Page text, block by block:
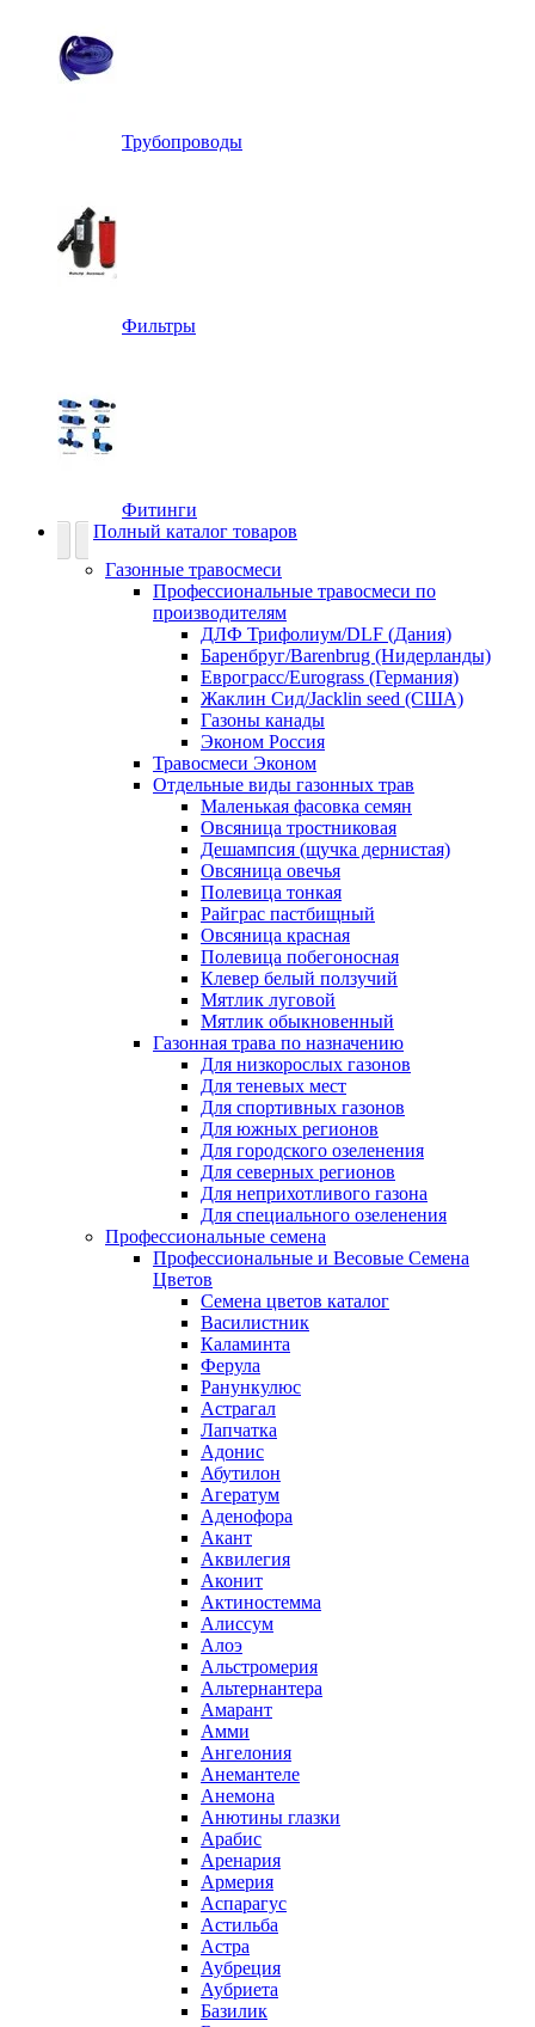
Трубопроводы
Фильтры
Фитинги
Полный каталог товаров
Газонные травосмеси
Профессиональные травосмеси по
производителям
ДЛФ Трифолиум/DLF (Дания)
Баренбруг/Barenbrug (Нидерланды)
Еврограсс/Eurograss (Германия)
Жаклин Сид/Jacklin seed (США)
Газоны канады
Эконом Россия
Травосмеси Эконом
Отдельные виды газонных трав
Маленькая фасовка семян
Овсяница тростниковая
Дешампсия (щучка дернистая)
Овсяница овечья
Полевица тонкая
Райграс пастбищный
Овсяница красная
Полевица побегоносная
Клевер белый ползучий
Мятлик луговой
Мятлик обыкновенный
Газонная трава по назначению
Для низкорослых газонов
Для теневых мест
Для спортивных газонов
Для южных регионов
Для городского озеленения
Для северных регионов
Для неприхотливого газона
Для специального озеленения
Профессиональные семена
Профессиональные и Весовые Семена
Цветов
Семена цветов каталог
Василистник
Каламинта
Ферула
Ранункулюс
Астрагал
Лапчатка
Адонис
Абутилон
Агератум
Аденофора
Акант
Аквилегия
Аконит
Актиностемма
Алиссум
Алоэ
Альстромерия
Альтернантера
Амарант
Амми
Ангелония
Анемантеле
Анемона
Анютины глазки
Арабис
Аренария
Армерия
Аспарагус
Астильба
Астра
Аубреция
Аубриета
Базилик